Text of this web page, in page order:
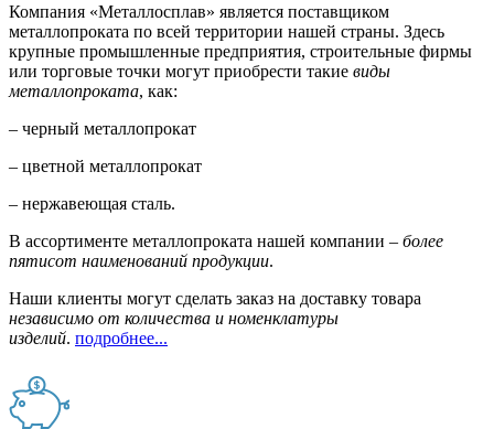
Компания «Металлосплав» является поставщиком
металлопроката по всей территории нашей страны. Здесь
крупные промышленные предприятия, строительные фирмы
или торговые точки могут приобрести такие виды
металлопроката, как:
– черный металлопрокат
– цветной металлопрокат
– нержавеющая сталь.
В ассортименте металлопроката нашей компании – более
пятисот наименований продукции.
Наши клиенты могут сделать заказ на доставку товара
независимо от количества и номенклатуры
изделий. подробнее...